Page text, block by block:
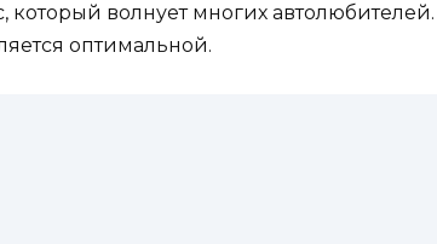
который волнует многих
оптимальной.